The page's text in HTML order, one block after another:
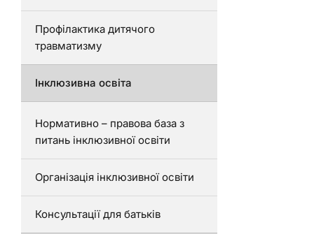
Профілактика дитячого
травматизму
Інклюзивна освіта
Нормативно – правова база з
питань інклюзивної освіти
Організація інклюзивної освіти
Консультації для батьків